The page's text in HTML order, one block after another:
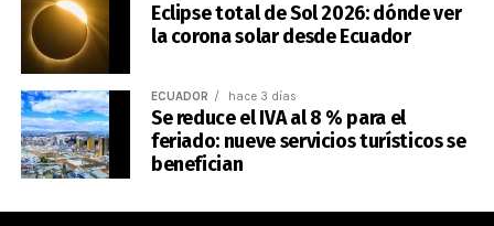
Eclipse total de Sol 2026: dónde ver
la corona solar desde Ecuador
ECUADOR hace 3 días
Se reduce el IVA al 8 % para el
feriado: nueve servicios turísticos se
benefician